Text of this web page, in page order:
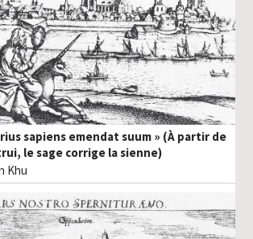
sapiens emendat suum » (À partir de
le sage corrige la sienne)
Khu